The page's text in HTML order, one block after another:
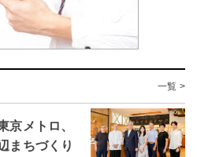
一覧 >
京メトロ、
まちづくり